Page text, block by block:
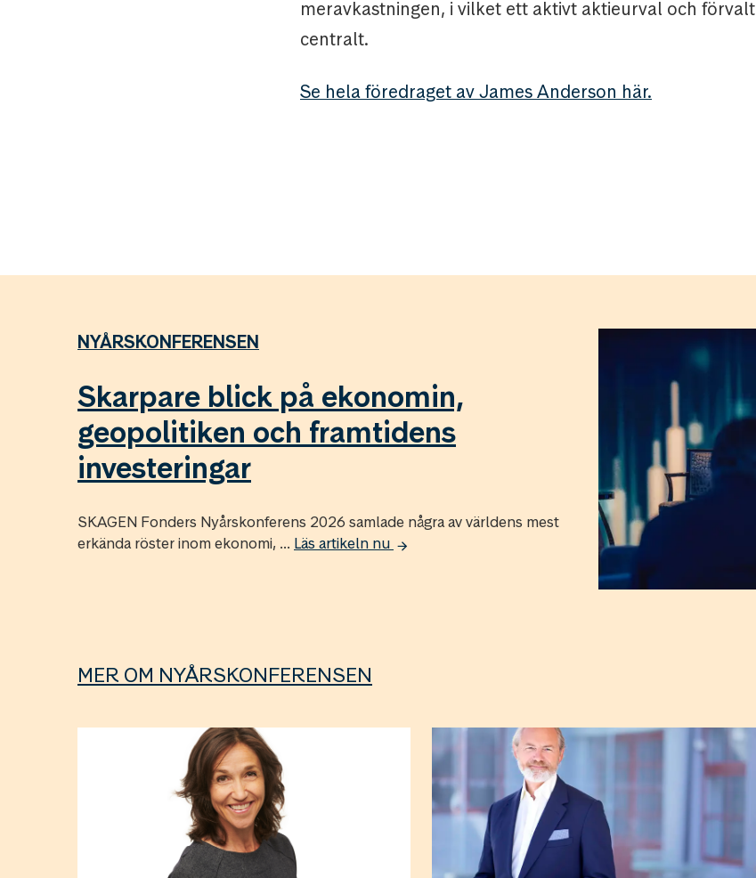
meravkastningen, i vilket ett aktivt aktieurval och
centralt.
Se hela föredraget av James Anderson här.
NYÅRSKONFERENSEN
Skarpare blick på ekonomin,
geopolitiken och framtidens
investeringar
SKAGEN Fonders Nyårskonferens 2026 samlade några av världens mest
erkända röster inom ekonomi, ... Läs artikeln nu
MER OM NYÅRSKONFERENSEN